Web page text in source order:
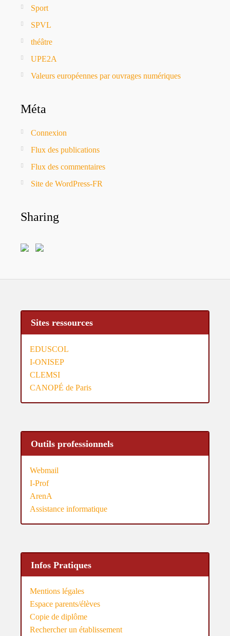
Sport
SPVL
théâtre
UPE2A
Valeurs européennes par ouvrages numériques
Méta
Connexion
Flux des publications
Flux des commentaires
Site de WordPress-FR
Sharing
Sites ressources
EDUSCOL
I-ONISEP
CLEMSI
CANOPÉ de Paris
Outils professionnels
Webmail
I-Prof
ArenA
Assistance informatique
Infos Pratiques
Mentions légales
Espace parents/élèves
Copie de diplôme
Rechercher un établissement